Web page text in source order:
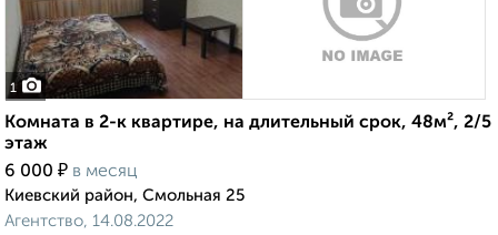
1
Комната в 2-к квартире, на длительный срок, 48м², 2/5
этаж
6 000 ₽ в месяц
Киевский район, Смольная 25
Агентство, 14.08.2022